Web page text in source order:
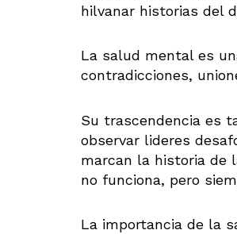
hilvanar historias del
La salud mental es
contradicciones,
Su trascendencia es
observar lideres
marcan la historia de
no funciona, pero
La importancia de la